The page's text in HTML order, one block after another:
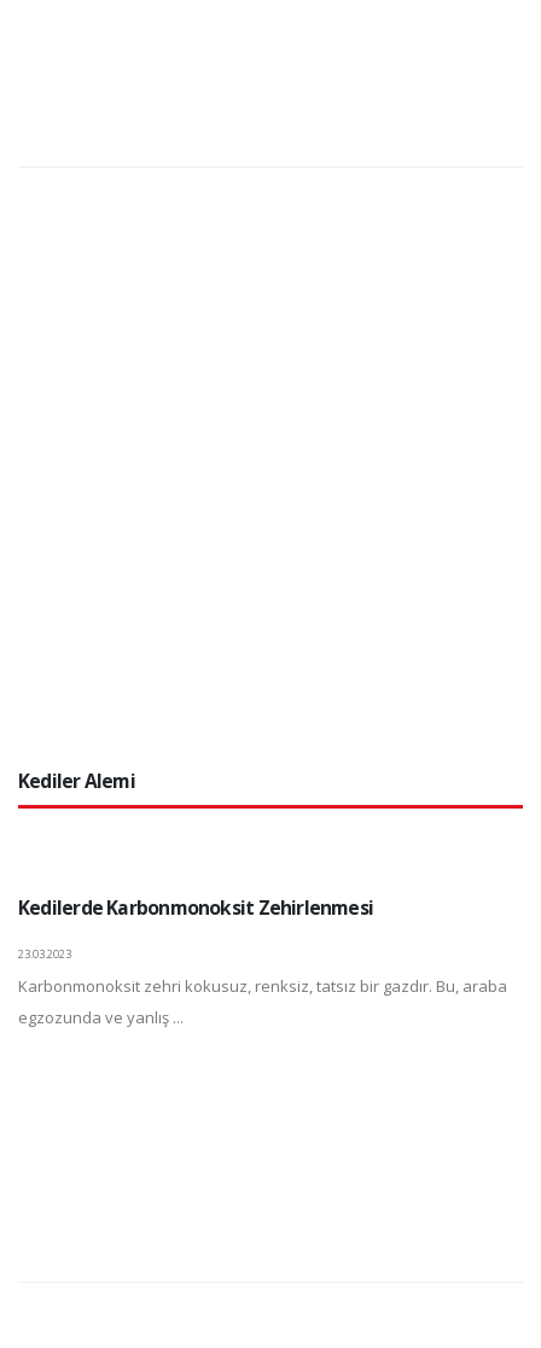
Kediler Alemi
Kedilerde Karbonmonoksit Zehirlenmesi
23.03.2023
Karbonmonoksit zehri kokusuz, renksiz, tatsız bir gazdır. Bu, araba
egzozunda ve yanlış ...